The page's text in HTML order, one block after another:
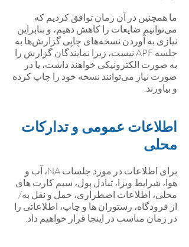
ما همچنین در آن زمان توافق کردیم که
می‌توانیم ضایعات را کاهش دهیم، و بنابراین
نیازی به آوردن نسخه‌های چاپی گزارش‌ها به
جلسه APF نیست، زیرا نمایندگان گزارش را
به صورت الکترونیکی خواهند داشت، یا در
صورت نیاز می‌توانند نسخه خود را چاپ کرده
و بیاورند.
اطلاعات عمومی و تدارکات
محلی
برای اطلاعات در مورد جلسات NA، آب و
هوا، شرایط ویزا، تبادل پول، سیم کارت های
محلی، اطلاعات اضطراری، حمل و نقل به/
از فرودگاه، رستوران ها و چاپ، اطلاعاتی را
در زمان مناسب در اینجا قرار خواهیم داد.